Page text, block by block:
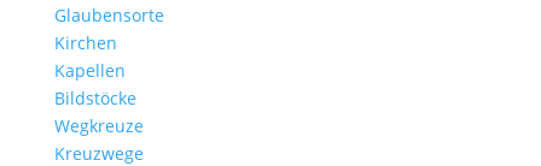
Glau­ben­s­orte
Kirchen
Kapellen
Bild­stöcke
Wegkreuze
Kreuz­wege